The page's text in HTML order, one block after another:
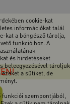
cookie-kat
információkat talál
kat a böngésző tárolja,
funkcióihoz. A
és hirdetéseket
beleegyezésével tároljuk
a sütiket, de
funkciói szempontjából,